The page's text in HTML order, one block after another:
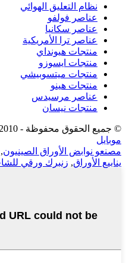
نظام التعليق الهوائي
عناصر فولفو
عناصر سكانيا
عناصر ترا الأمريكية
منتجات هيونداي
منتجات ايسوزو
منتجات ميتسوبيشي
منتجات هينو
عناصر مرسيدس
منتجات نيسان
© جميع الحقوق محفوظة - 2010-2023.
موبايل
مصنعو نوابض الأوراق الصينيون,
ينابيع الأوراق, زنبرك ورقي